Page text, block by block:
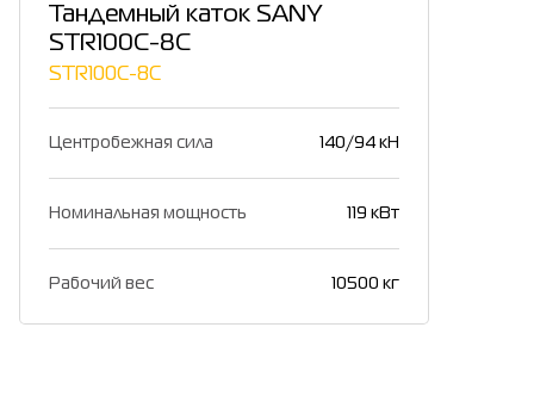
Тандемный каток SANY
STR100C-8C
STR100C-8C
Центробежная сила 140/94 кН
Номинальная мощность 119 кВт
Рабочий вес 10500 кг